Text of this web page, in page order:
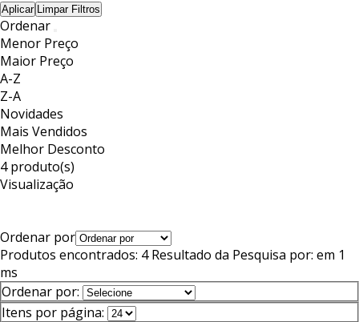
Aplicar Limpar Filtros
Ordenar
Menor Preço
Maior Preço
A-Z
Z-A
Novidades
Mais Vendidos
Melhor Desconto
4 produto(s)
Visualização
Ordenar por
Produtos encontrados: 4 Resultado da Pesquisa por: em 1
ms
Ordenar por:
Itens por página: